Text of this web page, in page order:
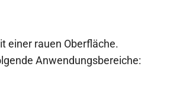
einer rauen Oberfläche.
Anwendungsbereiche: